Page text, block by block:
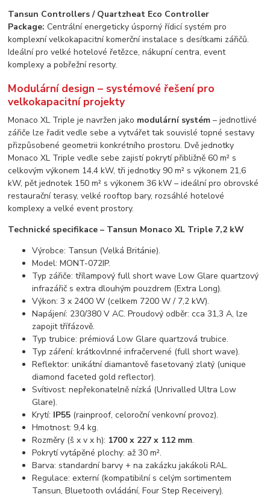
Tansun Controllers / Quartzheat Eco Controller
Package: Centrální energeticky úsporný řídicí systém pro
komplexní velkokapacitní komerční instalace s desítkami zářičů.
Ideální pro velké hotelové řetězce, nákupní centra, event
komplexy a pobřežní resorty.
Modulární design – systémové řešení pro
velkokapacitní projekty
Monaco XL Triple je navržen jako modulární systém – jednotlivé
zářiče lze řadit vedle sebe a vytvářet tak souvislé topné sestavy
přizpůsobené geometrii konkrétního prostoru. Dvě jednotky
Monaco XL Triple vedle sebe zajistí pokrytí přibližně 60 m² s
celkovým výkonem 14,4 kW, tři jednotky 90 m² s výkonem 21,6
kW, pět jednotek 150 m² s výkonem 36 kW – ideální pro obrovské
restaurační terasy, velké rooftop bary, rozsáhlé hotelové
komplexy a velké event prostory.
Technické specifikace – Tansun Monaco XL Triple 7,2 kW
Výrobce: Tansun (Velká Británie).
Model: MONT-072IP.
Typ zářiče: třílampový full short wave Low Glare quartzový
infrazářič s extra dlouhým pouzdrem (Extra Long).
Výkon: 3 x 2400 W (celkem 7200 W / 7,2 kW).
Napájení: 230/380 V AC. Proudový odběr: cca 31,3 A, lze
zapojit třífázově.
Typ trubice: prémiová Low Glare quartzová trubice.
Typ záření: krátkovlnné infračervené (full short wave).
Reflektor: unikátní diamantově fasetovaný zlatý (unique
diamond faceted gold reflector).
Svítivost: nepřekonatelně nízká (Unrivalled Ultra Low
Glare).
Krytí: IP55 (rainproof, celoroční venkovní provoz).
Hmotnost: 9,4 kg.
Rozměry (š x v x h): 1700 x 227 x 112 mm.
Pokrytí vytápěné plochy: až 30 m².
Barva: standardní barvy + na zakázku jakákoli RAL.
Regulace: externí (kompatibilní s celým sortimentem
Tansun, Bluetooth ovládání, Four Step Receivery).